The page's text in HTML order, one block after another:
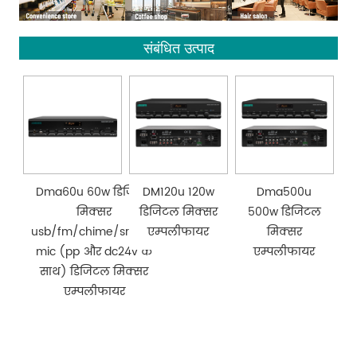
संबंधित उत्पाद
Dma60u 60w डिजिटल
मिक्सर
usb/fm/chime/sren/4
mic (pp और dc24v के
साथ) डिजिटल मिक्सर
एम्पलीफायर
DM120u 120w
डिजिटल मिक्सर
एम्पलीफायर
Dma500u
500w डिजिटल
मिक्सर
एम्पलीफायर